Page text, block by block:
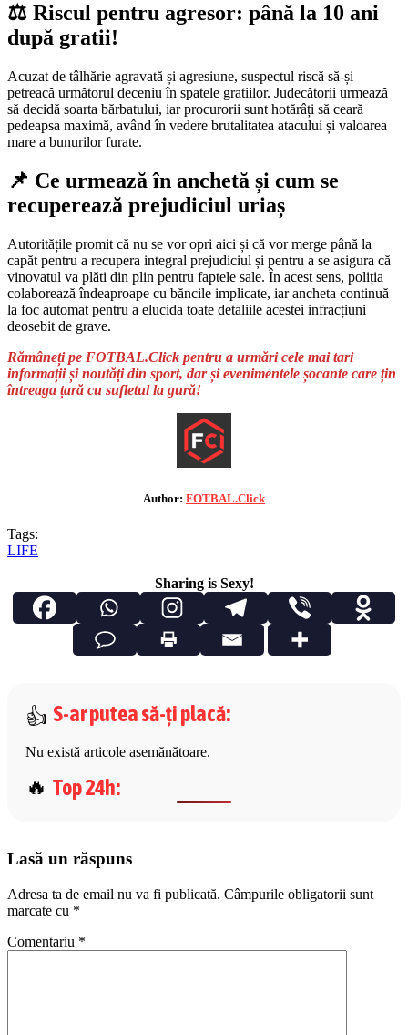
⚖️ Riscul pentru agresor: până la 10 ani
după gratii!
Acuzat de tâlhărie agravată și agresiune, suspectul riscă să-și
petreacă următorul deceniu în spatele gratiilor. Judecătorii urmează
să decidă soarta bărbatului, iar procurorii sunt hotărâți să ceară
pedeapsa maximă, având în vedere brutalitatea atacului și valoarea
mare a bunurilor furate.
📌 Ce urmează în anchetă și cum se
recuperează prejudiciul uriaș
Autoritățile promit că nu se vor opri aici și că vor merge până la
capăt pentru a recupera integral prejudiciul și pentru a se asigura că
vinovatul va plăti din plin pentru faptele sale. În acest sens, poliția
colaborează îndeaproape cu băncile implicate, iar ancheta continuă
la foc automat pentru a elucida toate detaliile acestei infracțiuni
deosebit de grave.
Rămâneți pe FOTBAL.Click pentru a urmări cele mai tari
informații și noutăți din sport, dar și evenimentele șocante care țin
întreaga țară cu sufletul la gură!
Author: FOTBAL.Click
Tags:
LIFE
Sharing is Sexy!
S-ar putea să-ți placă:
Nu există articole asemănătoare.
Top 24h:
Lasă un răspuns
Adresa ta de email nu va fi publicată. Câmpurile obligatorii sunt
marcate cu *
Comentariu *